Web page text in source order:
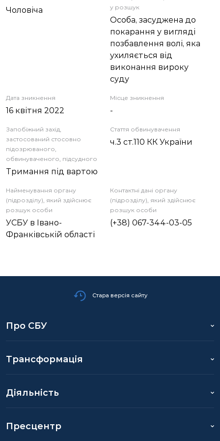
Чоловіча
у розшук
Особа, засуджена до
покарання у вигляді
позбавлення волі, яка
ухиляється від
виконання вироку
суду
Дата зникнення
16 квітня 2022
Місце зникнення
-
Запобіжний захід,
застосований стосовно
підозрюваного,
обвинуваченого, підсудного
Тримання під вартою
Стаття обвинувачення
ч.3 ст.110 КК України
Найменування органу
(підрозділу), який здійснює
розшук особи
УСБУ в Івано-
Франківській області
Контактні дані органу
(підрозділу), який здійснює
розшук особи
(+38) 067-344-03-05
Стара версія сайту
Про СБУ
Трансформація
Діяльність
Пресцентр